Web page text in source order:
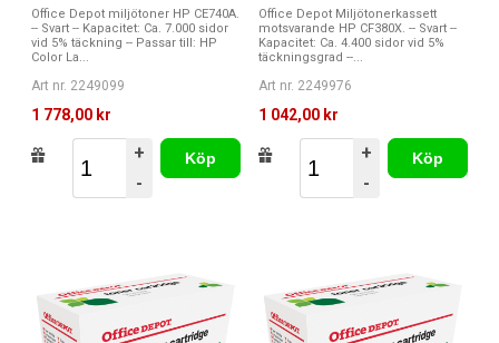
Office Depot miljötoner HP CE740A.
-- Svart -- Kapacitet: Ca. 7.000 sidor
vid 5% täckning -- Passar till: HP
Color La...
Art nr. 2249099
1 778,00 kr
+
-
Köp
Office Depot Miljötonerkassett
motsvarande HP CF380X. -- Svart --
Kapacitet: Ca. 4.400 sidor vid 5%
täckningsgrad --...
Art nr. 2249976
1 042,00 kr
+
-
Köp